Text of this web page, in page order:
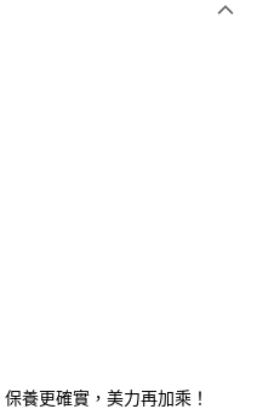
養更確實，美力再加乘！